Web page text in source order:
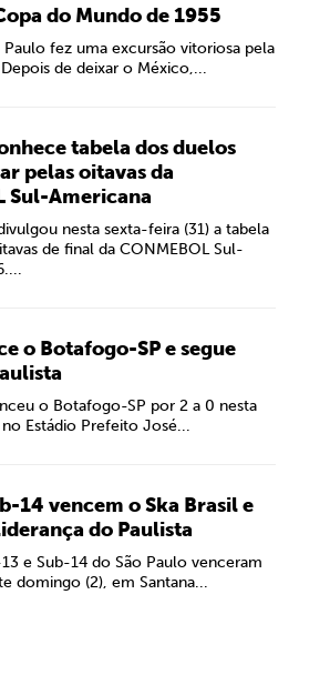
do Mundo de 1955
Paulo fez uma excursão vitoriosa pela
de deixar o México,...
tabela dos duelos
pelas oitavas da
Sul-Americana
nesta sexta-feira (31) a tabela
de final da CONMEBOL Sul-
o Botafogo-SP e segue
o Botafogo-SP por 2 a 0 nesta
Estádio Prefeito José...
14 vencem o Ska Brasil e
do Paulista
e Sub-14 do São Paulo venceram
domingo (2), em Santana...